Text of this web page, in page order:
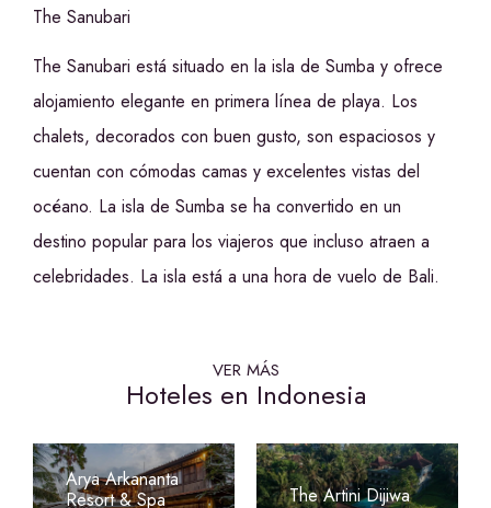
The Sanubari
The Sanubari está situado en la isla de Sumba y ofrece
alojamiento elegante en primera línea de playa. Los
chalets, decorados con buen gusto, son espaciosos y
cuentan con cómodas camas y excelentes vistas del
océano. La isla de Sumba se ha convertido en un
destino popular para los viajeros que incluso atraen a
celebridades. La isla está a una hora de vuelo de Bali.
VER MÁS
Hoteles en Indonesia
Arya Arkananta
Resort & Spa
The Artini Dijiwa